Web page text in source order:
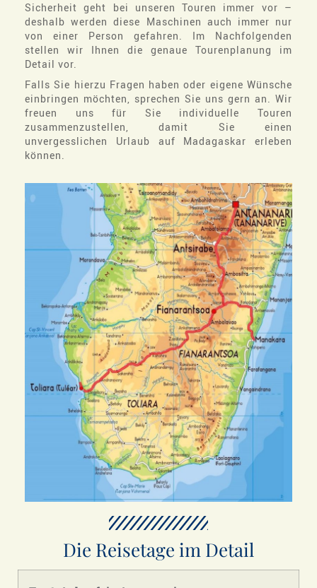
Sicherheit geht bei unseren Touren immer vor –
deshalb werden diese Maschinen auch immer nur
von einer Person gefahren. Im Nachfolgenden
stellen wir Ihnen die genaue Tourenplanung im
Detail vor.
Falls Sie hierzu Fragen haben oder eigene Wünsche
einbringen möchten, sprechen Sie uns gern an. Wir
freuen uns für Sie individuelle Touren
zusammenzustellen, damit Sie einen
unvergesslichen Urlaub auf Madagaskar erleben
können.
Die Reisetage im Detail